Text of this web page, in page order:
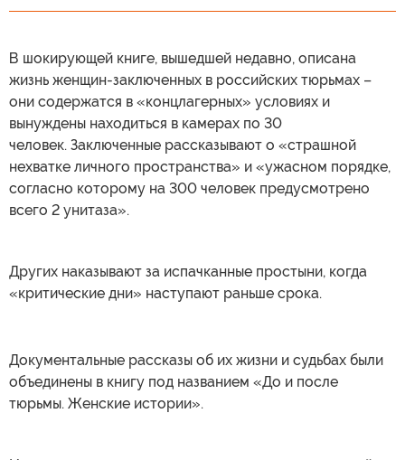
В шокирующей книге, вышедшей недавно, описана
жизнь женщин-заключенных в российских тюрьмах –
они содержатся в «концлагерных» условиях и
вынуждены находиться в камерах по 30
человек. Заключенные рассказывают о «страшной
нехватке личного пространства» и «ужасном порядке,
согласно которому на 300 человек предусмотрено
всего 2 унитаза».
Других наказывают за испачканные простыни, когда
«критические дни» наступают раньше срока.
Документальные рассказы об их жизни и судьбах были
объединены в книгу под названием «До и после
тюрьмы. Женские истории».